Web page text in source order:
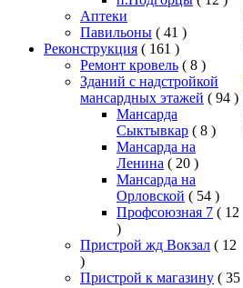
Аптеки
Павильоны ( 41 )
Реконструкция ( 161 )
Ремонт кровель ( 8 )
Зданий с надстройкой
мансардных этажей ( 94 )
Мансарда
Сыктывкар ( 8 )
Мансарда на
Ленина ( 20 )
Мансарда на
Орловской ( 54 )
Профсоюзная 7 ( 12
)
Пристрой жд Вокзал ( 12
)
Пристрой к магазину ( 35